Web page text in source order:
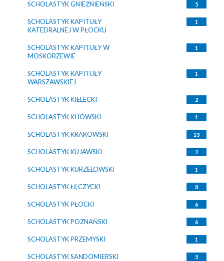
SCHOLASTYK GNIEŹNIEŃSKI 5
SCHOLASTYK KAPITUŁY
KATEDRALNEJ W PŁOCKU
1
SCHOLASTYK KAPITUŁY W
MOSKORZEWIE
1
SCHOLASTYK KAPITUŁY
WARSZAWSKIEJ
1
SCHOLASTYK KIELECKI 2
SCHOLASTYK KIJOWSKI 1
SCHOLASTYK KRAKOWSKI 13
SCHOLASTYK KUJAWSKI 2
SCHOLASTYK KURZELOWSKI 1
SCHOLASTYK ŁĘCZYCKI 8
SCHOLASTYK PŁOCKI 6
SCHOLASTYK POZNAŃSKI 6
SCHOLASTYK PRZEMYSKI 1
SCHOLASTYK SANDOMIERSKI 5